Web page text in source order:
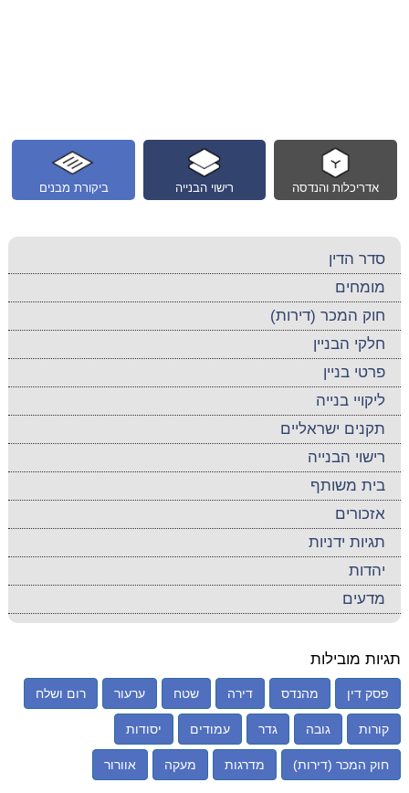
ביקורת מבנים רישוי הבנייה אדריכלות והנדסה
סדר הדין
מומחים
חוק המכר (דירות)
חלקי הבניין
פרטי בניין
ליקויי בנייה
תקנים ישראליים
רישוי הבנייה
בית משותף
אזכורים
תגיות ידניות
יהדות
מדעים
תגיות מובילות
פסק דין מהנדס דירה שטח ערעור רום ושלח
קורות גובה גדר עמודים יסודות
חוק המכר (דירות) מדרגות מעקה אוורור